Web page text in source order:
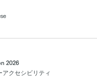
2026
アクセシビリティ